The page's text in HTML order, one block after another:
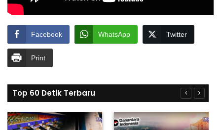
Facebook WhatsApp Twitter
Print
Top 60 Detik Terbaru